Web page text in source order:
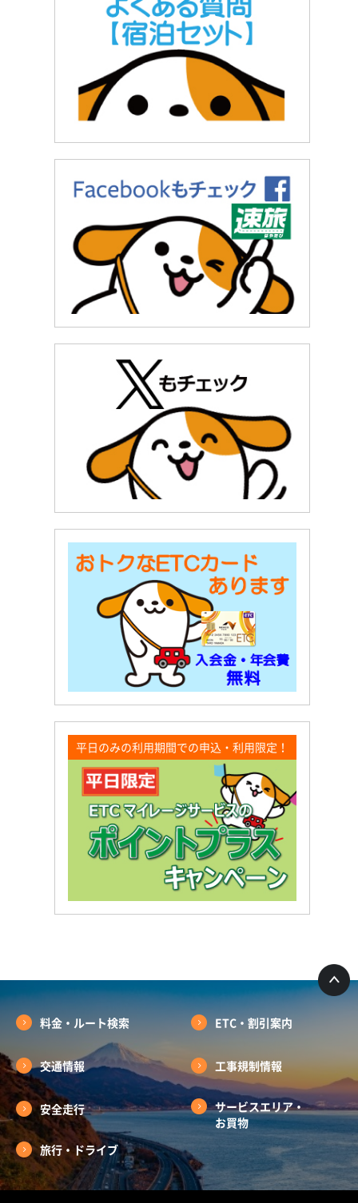
平日のみの利用期間での申込・利用限定！
料金・ルート検索 ETC・割引案内
交通情報 工事規制情報
安全走行
サービスエリア・
お買物
旅行・ドライブ